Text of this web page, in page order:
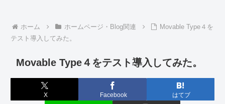
ホーム ホームページ・Blog関連
Movable Type４を
テスト導入してみた。
Movable Type４をテスト導入してみた。
X Facebook はてブ